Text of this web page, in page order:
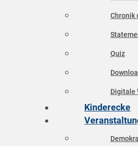
Chronik
Quiz
Digitale
Kinderecke